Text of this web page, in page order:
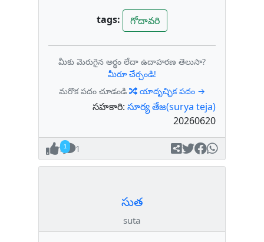
tags: గోదావరి
మీకు మెరుగైన అర్థం లేదా ఉదాహరణ తెలుసా?
మీరూ చేర్చండి!
మరొక పదం చూడండి
యాదృచ్ఛిక పదం →
సహకారి: సూర్య తేజ(surya teja)
20260620
1 1
సుత
suta